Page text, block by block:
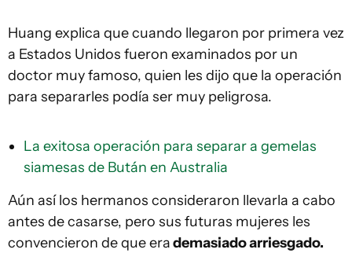
Huang explica que cuando llegaron por primera vez
a Estados Unidos fueron examinados por un
doctor muy famoso, quien les dijo que la operación
para separarles podía ser muy peligrosa.
La exitosa operación para separar a gemelas
siamesas de Bután en Australia
Aún así los hermanos consideraron llevarla a cabo
antes de casarse, pero sus futuras mujeres les
convencieron de que erademasiado arriesgado.